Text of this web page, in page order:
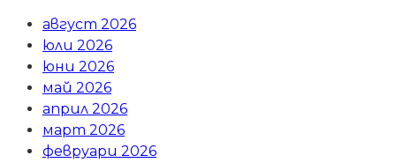
август 2026
юли 2026
юни 2026
май 2026
април 2026
март 2026
февруари 2026